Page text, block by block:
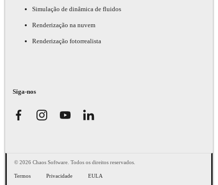
Simulação de dinâmica de fluidos
Renderização na nuvem
Renderização fotorrealista
Siga-nos
© 2026 Chaos Software. Todos os direitos reservados.
Termos Privacidade EULA